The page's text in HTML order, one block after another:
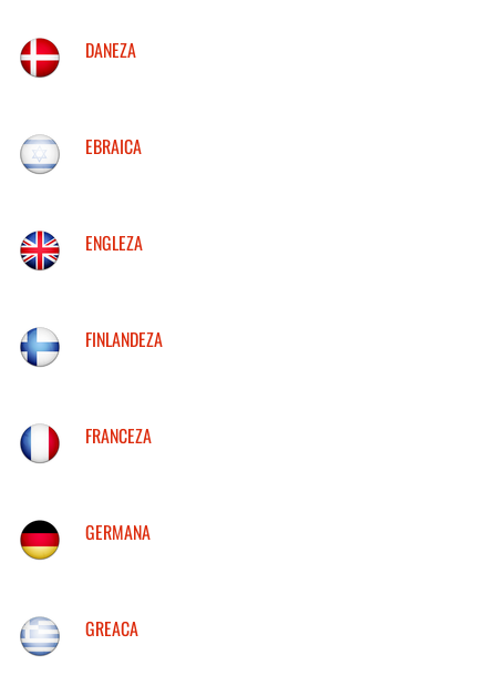
DANEZA
EBRAICA
ENGLEZA
FINLANDEZA
FRANCEZA
GERMANA
GREACA